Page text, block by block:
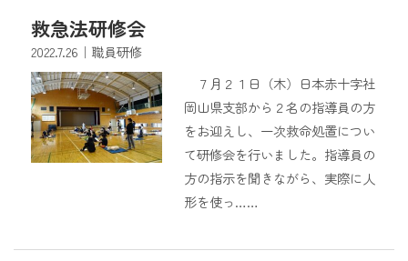
救急法研修会
2022.7.26 ｜職員研修
７月２１日（木）日本赤十字社
岡山県支部から２名の指導員の方
をお迎えし、一次救命処置につい
て研修会を行いました。指導員の
方の指示を聞きながら、実際に人
形を使っ……